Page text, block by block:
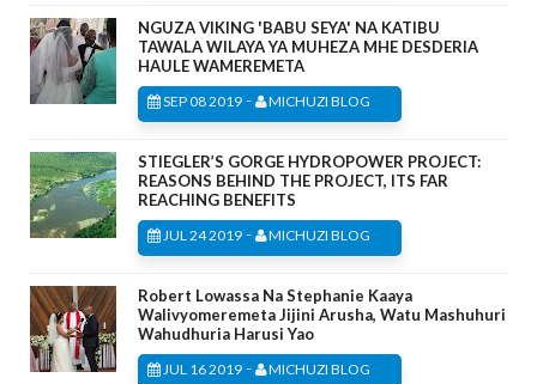
NGUZA VIKING 'BABU SEYA' NA KATIBU
TAWALA WILAYA YA MUHEZA MHE DESDERIA
HAULE WAMEREMETA
SEP 08 2019 - MICHUZI BLOG
STIEGLER’S GORGE HYDROPOWER PROJECT:
REASONS BEHIND THE PROJECT, ITS FAR
REACHING BENEFITS
JUL 24 2019 - MICHUZI BLOG
Robert Lowassa Na Stephanie Kaaya
Walivyomeremeta Jijini Arusha, Watu Mashuhuri
Wahudhuria Harusi Yao
JUL 16 2019 - MICHUZI BLOG